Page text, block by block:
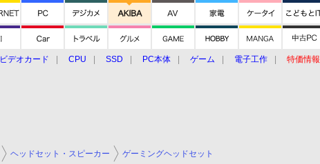
ビデオカード CPU SSD PC本体 ゲーム 電子工作 特価情報
ヘッドセット・スピーカー ゲーミングヘッドセット